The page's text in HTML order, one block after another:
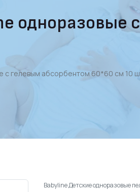
одноразовые
с гелевым абсорбентом 60*60 см 10
Babyline Детские одноразовые